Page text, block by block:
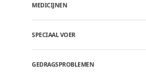
MEDICIJNEN
SPECIAAL VOER
GEDRAGSPROBLEMEN